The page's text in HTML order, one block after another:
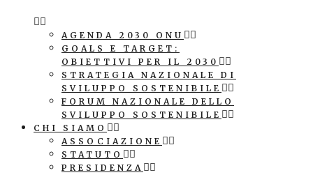
AGENDA 2030 ONU
GOALS E TARGET:
OBIETTIVI PER IL 2030
STRATEGIA NAZIONALE DI
SVILUPPO SOSTENIBILE
FORUM NAZIONALE DELLO
SVILUPPO SOSTENIBILE
CHI SIAMO
ASSOCIAZIONE
STATUTO
PRESIDENZA